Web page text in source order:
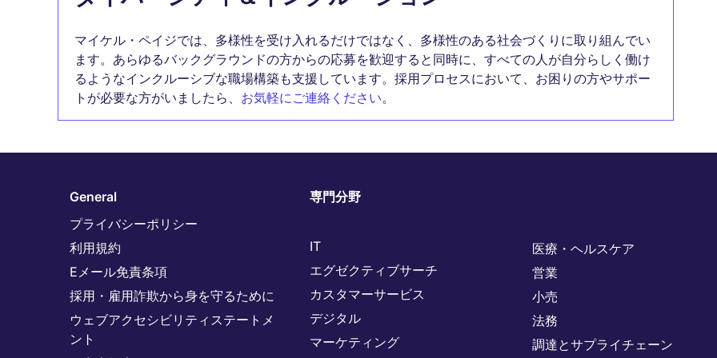
マイケル・ペイジでは、多様性を受け入れるだけではなく、多様性のある社会づくりに取り組んでい
ます。あらゆるバックグラウンドの方からの応募を歓迎すると同時に、すべての人が自分らしく働け
るようなインクルーシブな職場構築も支援しています。採用プロセスにおいて、お困りの方やサポー
トが必要な方がいましたら、 お気軽にご連絡ください。
General
プライバシーポリシー
利用規約
Eメール免責条項
採用・雇用詐欺から身を守るために
ウェブアクセシビリティステートメ
ント
専門分野
IT
エグゼクティブサーチ
カスタマーサービス
デジタル
マーケティング
医療・ヘルスケア
営業
小売
法務
調達とサプライチェーン